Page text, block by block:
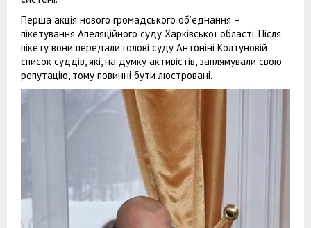
Перша акція нового громадського об’єднання –
пікетування Апеляційного суду Харківської області. Після
пікету вони передали голові суду Антоніні Колтуновій
список суддів, які, на думку активістів, заплямували свою
репутацію, тому повинні бути люстровані.